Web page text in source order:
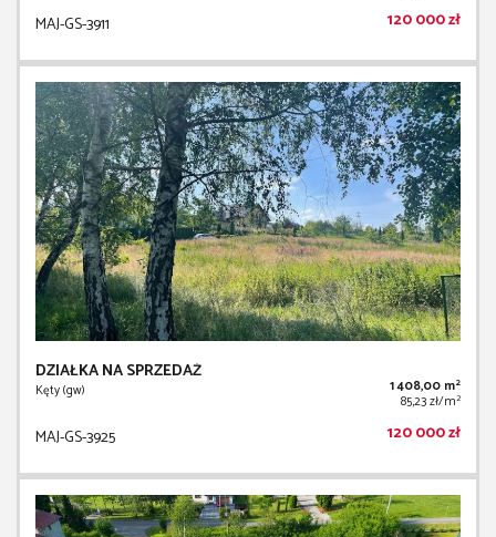
MAJ-GS-3911 120 000 zł
DZIAŁKA NA SPRZEDAŻ
Kęty (gw) 1 408,00 m2
85,23 zł/m2
MAJ-GS-3925 120 000 zł